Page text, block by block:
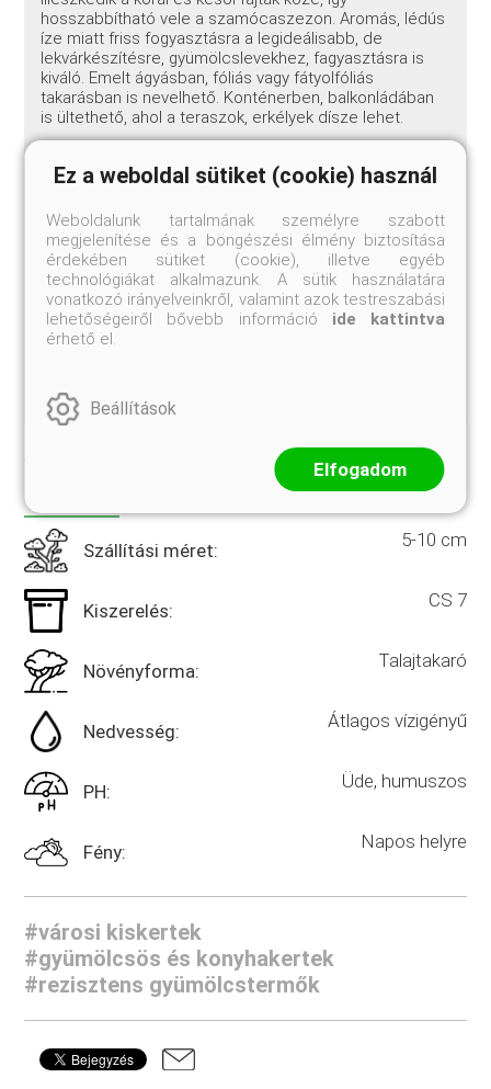
hosszabbítható vele a szamócaszezon. Aromás, lédús
íze miatt friss fogyasztásra a legideálisabb, de
lekvárkészítésre, gyümölcslevekhez, fagyasztásra is
kiváló. Emelt ágyásban, fóliás vagy fátyolfóliás
takarásban is nevelhető. Konténerben, balkonládában
is ültethető, ahol a teraszok, erkélyek dísze lehet.
A szamóca jól társítható olyan növényekkel, amelyek
Kiváló szomszédja a fokhagyma és a hagyma, amelyek
gombaölő és rovarriasztó hatásúak. A bab és a borsó
nitrogént köt a talajba, ami hasznos a szamóca
számára. A körömvirág és a bársonyvirág ültetése a
szamócaágyásba elriasztja a fonálférgeket és más
talajlakó kártevőket. A salátafélék, spenót alacsony
növekedésükkel kitöltik a sorok közötti részt, és
TULAJDONSÁGOK
Szállítási méret: 5-10 cm
Kiszerelés: CS 7
Növényforma: Talajtakaró
Nedvesség: Átlagos vízigényű
PH: Üde, humuszos
Fény: Napos helyre
#városi kiskertek
#gyümölcsös és konyhakertek
#rezisztens gyümölcstermők
Ez a weboldal sütiket (cookie) használ
Weboldalunk tartalmának személyre szabott
megjelenítése és a böngészési élmény biztosítása
érdekében sütiket (cookie), illetve egyéb
technológiákat alkalmazunk. A sütik használatára
vonatkozó irányelveinkről, valamint azok testreszabási
lehetőségeiről bővebb információ ide kattintva
érhető el.
Beállítások
Elfogadom